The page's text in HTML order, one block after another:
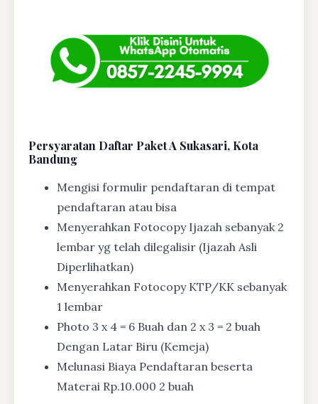
Persyaratan Daftar Paket A Sukasari, Kota
Bandung
Mengisi formulir pendaftaran di tempat
pendaftaran atau bisa
Menyerahkan Fotocopy Ijazah sebanyak 2
lembar yg telah dilegalisir (Ijazah Asli
Diperlihatkan)
Menyerahkan Fotocopy KTP/KK sebanyak
1 lembar
Photo 3 x 4 = 6 Buah dan 2 x 3 = 2 buah
Dengan Latar Biru (Kemeja)
Melunasi Biaya Pendaftaran beserta
Materai Rp.10.000 2 buah